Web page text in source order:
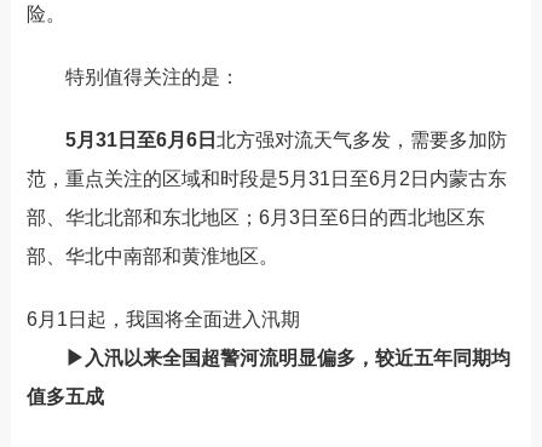
险。
特别值得关注的是：
5月31日至6月6日 北方强对流天气多发， 需要多加防
范，重点关注的区域和时段是5月31日至6月2日 内蒙古东
部、华北北部和东北地区； 6月3日至6日 的西北地区东
部、华北中南部和黄淮地区。
6月1日起，我国将全面进入汛期
▶入汛以来全国超警河流明显偏多，较近五年同期均
值多五成